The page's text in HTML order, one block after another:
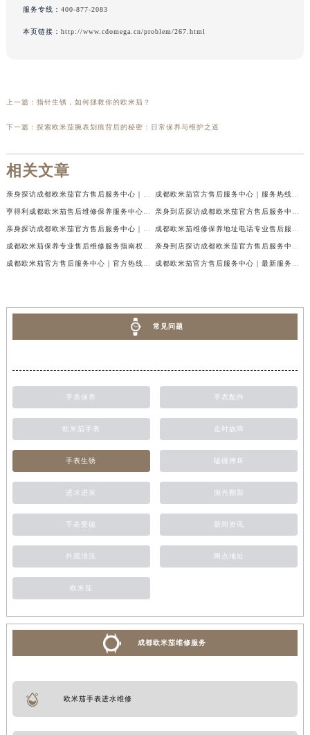
服务专线： 400-877-2083
本页链接： http://www.cdomega.cn/problem/267.html
上一篇： 指针生锈，如何拯救你的欧米茄？
下一篇： 探索欧米茄腕表划痕背后的秘密：日常保养与维护之道
相关文章
亲身探访成都欧米茄官方售后服务中心｜地址与客服服务热线（2026年7月最新） 成都欧米茄官方售后服务中心｜服务热线及全部官方地址权威信息公示（2026年7月最新）
亨得利成都欧米茄售后维修保养服务中心权威公示（2026年7月最新） 亲身到店探访成都欧米茄官方售后服务中心｜最新电话与网点地址（2026年7月最新）
亲身探访成都欧米茄官方售后服务中心｜完整官方热线和详细地址（2026年7月最新） 成都欧米茄维修保养地址电话专业售后服务中心权威公示（2026年7月最新）
成都欧米茄保养专业售后维修服务指南权威公示（2026年7月最新） 亲身到店探访成都欧米茄官方售后服务中心｜最新地址及服务热线（2026年7月最新）
成都欧米茄官方售后服务中心｜官方热线及网点地址权威信息公示（2026年7月最新） 成都欧米茄官方售后服务中心｜最新服务电话及全部官方地址权威信息公示（2026年7月最新）
常见问题
手表保养 手表配件
欧米茄手表 走时故障
手表生锈 磕碰摔坏
进水进灰 抛光翻新
手表受磁 新闻资讯
外观清洗 网点地址
欧米茄
成都欧米茄维修服务
欧米茄手表进水维修